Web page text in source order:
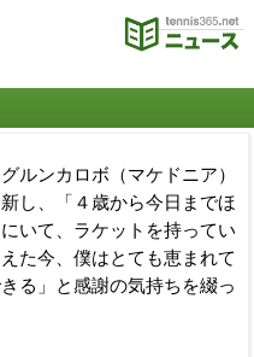
ルンカロボ（マケドニア）
し、「４歳から今日までほ
いて、ラケットを持ってい
た今、僕はとても恵まれて
る」と感謝の気持ちを綴っ